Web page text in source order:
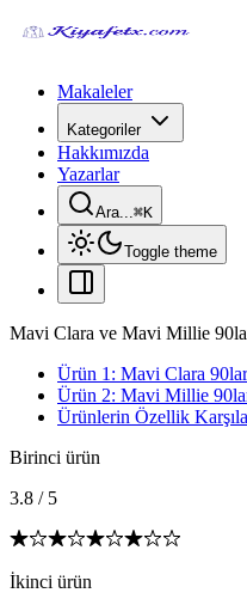
Makaleler
Kategoriler
Hakkımızda
Yazarlar
Ara...⌘K
Toggle theme
Mavi Clara ve Mavi Millie 90lar
Ürün 1: Mavi Clara
Ürün 2: Mavi Millie
Ürünlerin Özellik
Birinci ürün
3.8 / 5
İkinci ürün